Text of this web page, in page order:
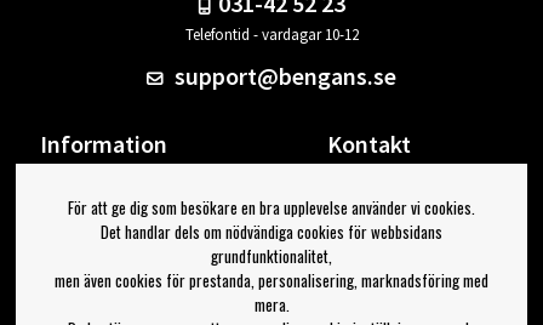
Telefontid - vardagar 10-12
support@bengans.se
Information
Om Bengans
FAQ / Köp- & Leveransvillkor
Kontakt
Din sida
Logga ut
Jag vill ha tips från Bengans
För att ge dig som besökare en bra upplevelse använder vi cookies.
Det handlar dels om nödvändiga cookies för webbsidans
grundfunktionalitet,
men även cookies för prestanda, personalisering, marknadsföring med
mera.